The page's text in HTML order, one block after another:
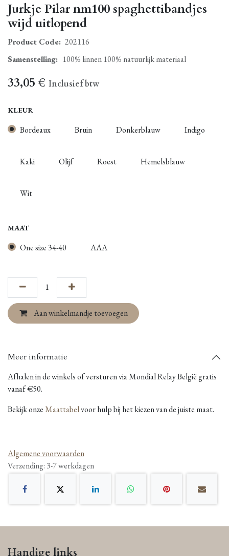
Jurkje Pilar nm100 spaghettibandjes
wijd uitlopend
Product Code: 202116
Samenstelling: 100% linnen 100% natuurlijk materiaal
33,05 € Inclusief btw
KLEUR
Bordeaux Bruin Donkerblauw Indigo
Kaki Olijf Roest Hemelsblauw
Wit
MAAT
One size 34-40 AAA
Aan winkelmandje toevoegen
Meer informatie
Afhalen in de winkels of versturen via Mondial Relay België gratis
vanaf €50.
Bekijk onzeMaattabelvoor hulp bij het kiezen van de juiste maat.
Algemene voorwaarden
Verzending: 3-7 werkdagen
Handige links